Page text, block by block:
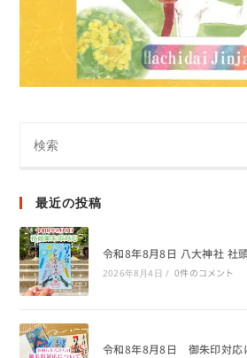
最近の投稿
令和8年8月8日 八大神社 社
2026年8月4日 / 0件のコメント
令和8年8月8日 御朱印対応